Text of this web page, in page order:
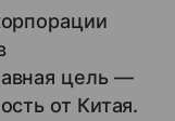
цель —
от Китая.